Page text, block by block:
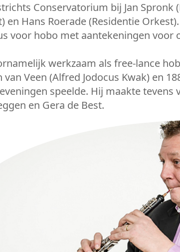
Conservatorium bij Jan Spronk
en Hans Roerade (Residentie
voor hobo met aantekeningen voor
werkzaam als free-lance
Veen (Alfred Jodocus Kwak) en
speelde. Hij maakte
en Gera de Best.